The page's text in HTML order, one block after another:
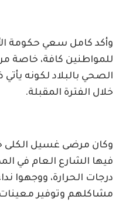
وأكد كامل سعي حكومة
للمواطنين كافة، خاصة
الصحي بالبلاد لكونه
خلال الفترة المقبلة.
وكان مرضى غسيل الكلى
فيها الشارع العام في
درجات الحرارة، ووجهوا
مشاكلهم وتوفير